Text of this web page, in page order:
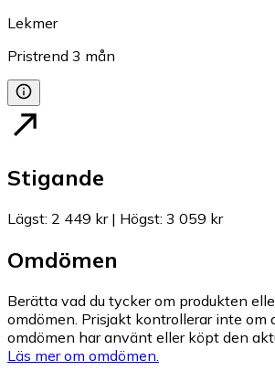
Lekmer
Pristrend 3 mån
Stigande
Lägst: 2 449 kr| Högst: 3 059 kr
Omdömen
Berätta vad du tycker om produkten
omdömen. Prisjakt kontrollerar inte om
omdömen har använt eller köpt den
Läs mer om omdömen.